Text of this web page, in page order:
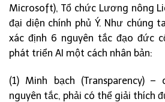
Microsoft), Tổ chức Lương nông
đại diện chính phủ Ý. Như chúng
xác định 6 nguyên tắc đạo đức
phát triển AI một cách nhân bản:
(1) Minh bạch (Transparency)
nguyên tắc, phải có thể giải thích